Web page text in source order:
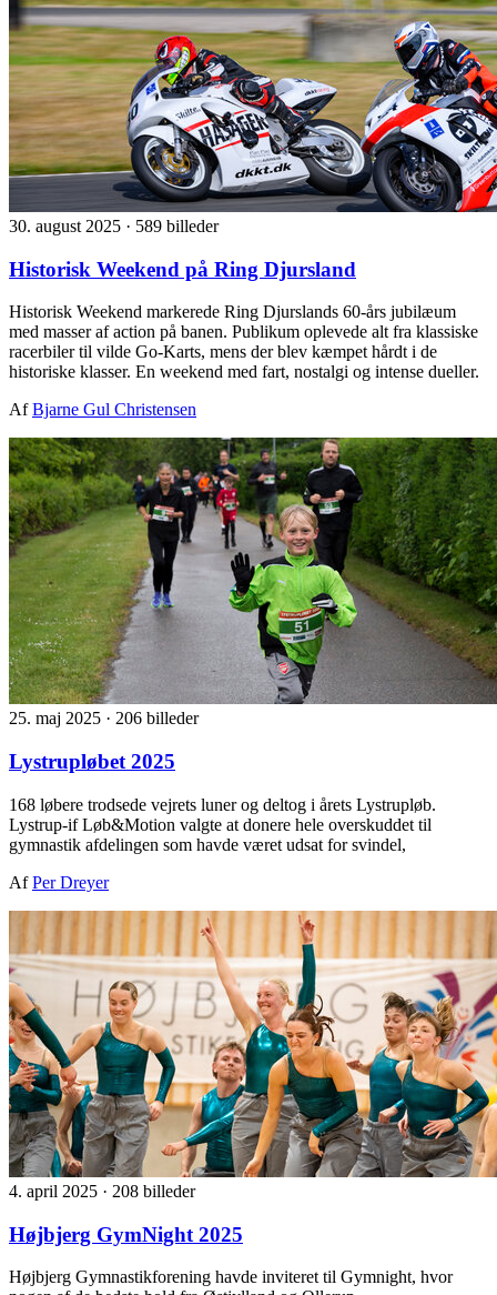
30. august 2025 · 589 billeder
Historisk Weekend på Ring Djursland
Historisk Weekend markerede Ring Djurslands 60-års jubilæum
med masser af action på banen. Publikum oplevede alt fra klassiske
racerbiler til vilde Go-Karts, mens der blev kæmpet hårdt i de
historiske klasser. En weekend med fart, nostalgi og intense dueller.
AfBjarne Gul Christensen
25. maj 2025 · 206 billeder
Lystrupløbet 2025
168 løbere trodsede vejrets luner og deltog i årets Lystrupløb.
Lystrup-if Løb&Motion valgte at donere hele overskuddet til
gymnastik afdelingen som havde været udsat for svindel,
AfPer Dreyer
4. april 2025 · 208 billeder
Højbjerg GymNight 2025
Højbjerg Gymnastikforening havde inviteret til Gymnight, hvor